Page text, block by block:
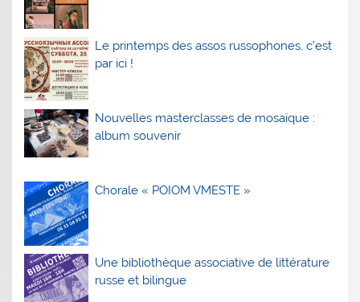
Le printemps des assos russophones, c’est
par ici !
Nouvelles masterclasses de mosaïque :
album souvenir
Chorale « POIOM VMESTE »
Une bibliothèque associative de littérature
russe et bilingue